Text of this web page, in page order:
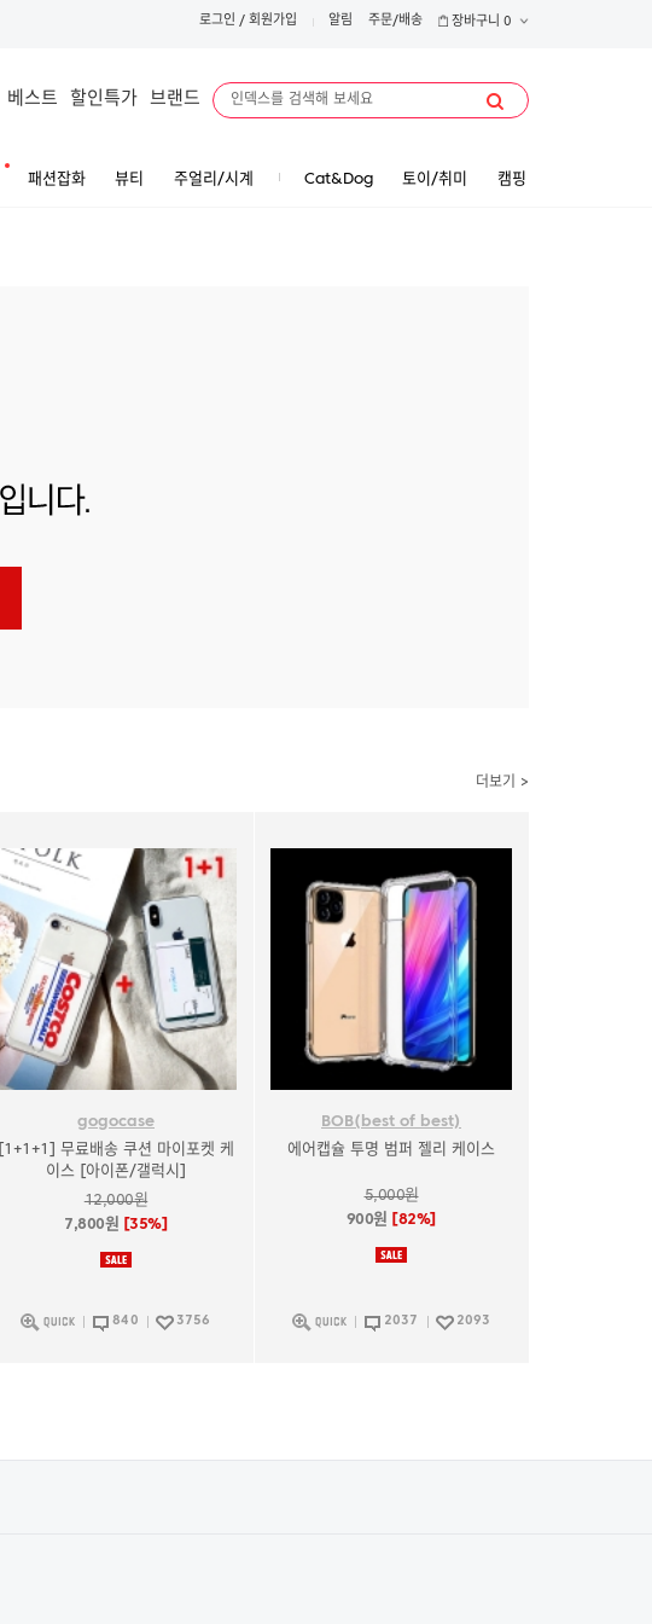
로그인 / 회원가입 알림 주문/배송 장바구니 0
베스트 할인특가 브랜드
패션잡화 뷰티 주얼리/시계 Cat&Dog 토이/취미 캠핑
더보기 >
gogocase
[1+1+1] 무료배송 쿠션 마이포켓 케
이스 [아이폰/갤럭시]
12,000원
7,800원 [35%]
840 3756
BOB(best of best)
에어캡슐 투명 범퍼 젤리 케이스
5,000원
900원 [82%]
2037 2093